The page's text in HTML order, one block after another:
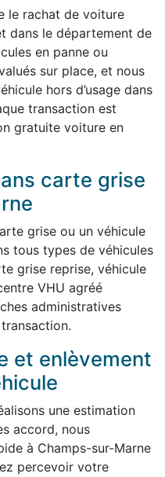
le rachat de voiture
dans le département de
en panne ou
sur place, et nous
hors d’usage dans
transaction est
gratuite voiture en
carte grise
grise ou un véhicule
tous types de véhicules
grise reprise, véhicule
VHU agréé
administratives
et enlèvement
une estimation
accord, nous
à Champs-sur-Marne
percevoir votre